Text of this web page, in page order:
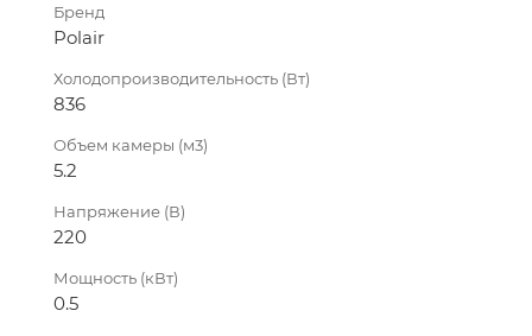
Бренд
Polair
Холодопроизводительность (Вт)
836
Объем камеры (м3)
5.2
Напряжение (В)
220
Мощность (кВт)
0.5